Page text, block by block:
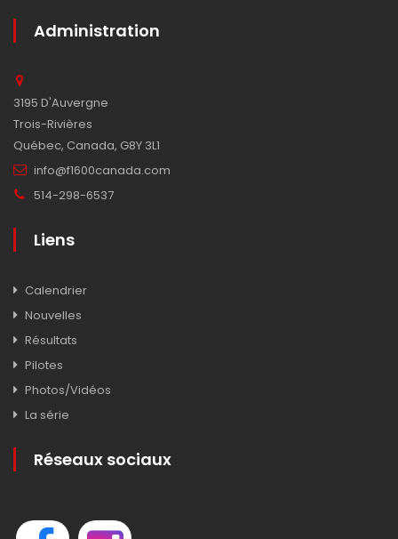
Administration
3195 D'Auvergne
Trois-Rivières
Québec, Canada, G8Y 3L1
info@f1600canada.com
514-298-6537
Liens
Calendrier
Nouvelles
Résultats
Pilotes
Photos/Vidéos
La série
Réseaux sociaux